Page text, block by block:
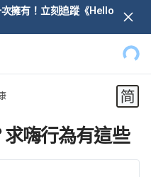
擁有！立刻追蹤《Hello
嗨行為有這些